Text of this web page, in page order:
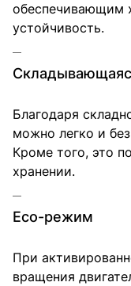
обеспечивающим
устойчивость.
Благодаря
можно легко и
Кроме того, это
хранении.
Eco-режим
При
вращения